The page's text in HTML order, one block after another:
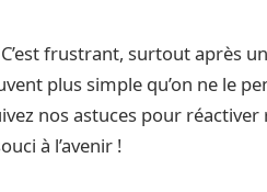
frustrant, surtout après
plus simple qu’on ne le
nos astuces pour
à l’avenir !